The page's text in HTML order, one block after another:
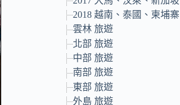
2018 越南、泰國、柬埔寨
雲林 旅遊
北部 旅遊
中部 旅遊
南部 旅遊
東部 旅遊
外島 旅遊